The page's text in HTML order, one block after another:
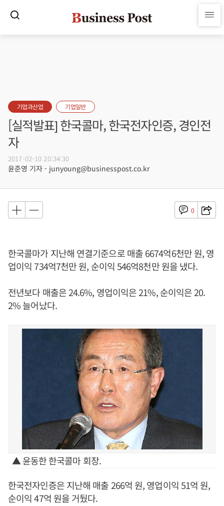
기업과산업 기업일반
[실적발표] 한국콜마, 한국전자인증, 경인전
자
2017-02-10 20:34:30
윤준영 기자 - junyoung@businesspost.co.kr
0
한국콜마가 지난해 연결기준으로 매출 6674억6천만 원, 영
업이익 734억7천만 원, 순이익 546억8천만 원을 냈다.
전년보다 매출은 24.6%, 영업이익은 21%, 순이익은 20.
2% 늘어났다.
▲ 윤동한 한국콜마 회장.
한국전자인증은 지난해 매출 266억 원, 영업이익 51억 원,
순이익 47억 원을 거뒀다.